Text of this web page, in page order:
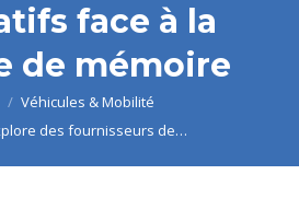
face à la
de mémoire
Véhicules & Mobilité
des fournisseurs de…